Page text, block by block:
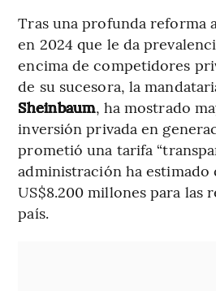
Tras una profunda reforma
en 2024 que le da
encima de competidores
de su sucesora, la
Sheinbaum, ha mostrado
inversión privada en
prometió una tarifa
administración ha
US$8.200 millones para las
país.